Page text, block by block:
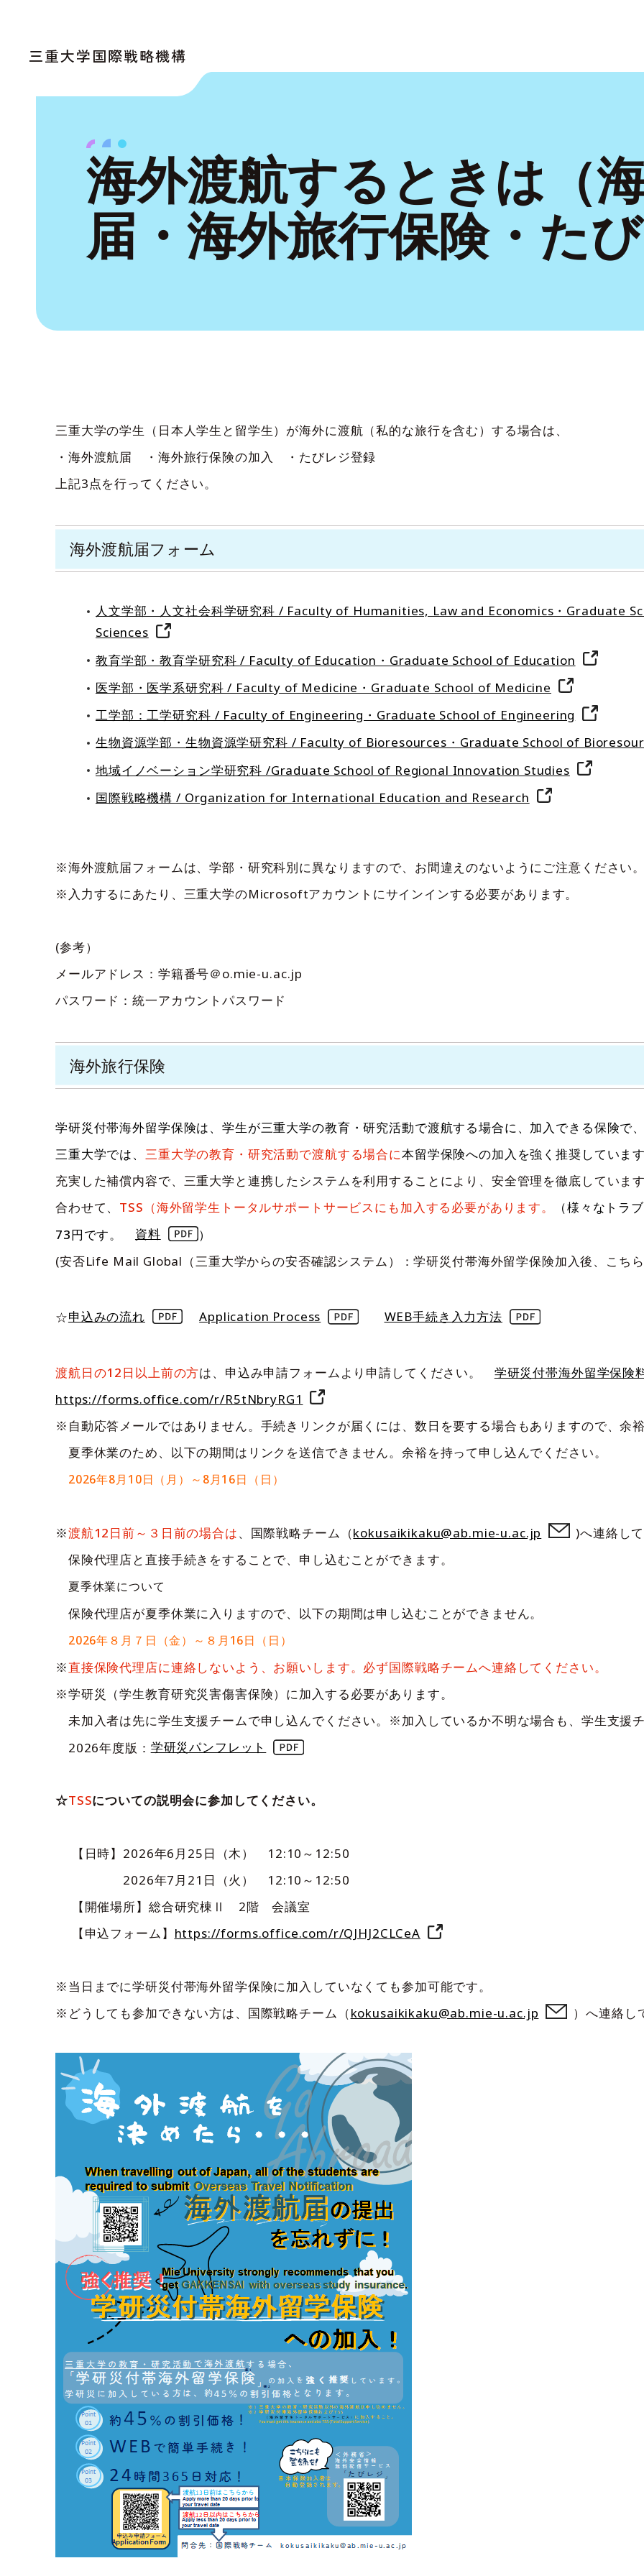
三重大学国際戦略機構
海外渡航するときは（
届・海外旅行保険・たび
三重大学の学生（日本人学生と留学生）が海外に渡航（私的な旅行を含む）する場合は、
・海外渡航届 ・海外旅行保険の加入 ・たびレジ登録
上記3点を行ってください。
海外渡航届フォーム
人文学部・人文社会科学研究科 / Faculty of Humanities, Law and Economics・Graduate
Sciences
教育学部・教育学研究科 / Faculty of Education・Graduate School of Education
医学部・医学系研究科 / Faculty of Medicine・Graduate School of Medicine
工学部：工学研究科 / Faculty of Engineering・Graduate School of Engineering
生物資源学部・生物資源学研究科 / Faculty of Bioresources・Graduate School of
地域イノベーション学研究科 /Graduate School of Regional Innovation Studies
国際戦略機構 / Organization for International Education and Research
※海外渡航届フォームは、学部・研究科別に異なりますので、お間違えのないようにご注意ください。
※入力するにあたり、三重大学のMicrosoftアカウントにサインインする必要があります。
(参考）
メールアドレス：学籍番号＠o.mie-u.ac.jp
パスワード：統一アカウントパスワード
海外旅行保険
学研災付帯海外留学保険は、学生が三重大学の教育・研究活動で渡航する場合に、加入できる保険で、
三重大学では、 三重大学の教育・研究活動で渡航する場合に本留学保険への加入を強く推奨しています
充実した補償内容で、三重大学と連携したシステムを利用することにより、安全管理を徹底しています
合わせて、 TSS（海外留学生トータルサポートサービスにも加入する必要があります。 （様々なトラ
73円です。 資料
）
(安否Life Mail Global（三重大学からの安否確認システム）：学研災付帯海外留学保険加入後、こち
☆申込みの流れ Application Process WEB手続き入力方法
渡航日の12日以上前の方は、申込み申請フォームより申請してください。 学研災付帯海外留学保険
https://forms.office.com/r/R5tNbryRG1
※自動応答メールではありません。手続きリンクが届くには、数日を要する場合もありますので、余
夏季休業のため、以下の期間はリンクを送信できません。余裕を持って申し込んでください。
2026年8月10日（月）～8月16日（日）
※渡航12日前～３日前の場合は、国際戦略チーム（kokusaikikaku@ab.mie-u.ac.jp
)へ連絡し
保険代理店と直接手続きをすることで、申し込むことができます。
夏季休業について
保険代理店が夏季休業に入りますので、以下の期間は申し込むことができません。
2026年８月７日（金）～８月16日（日）
※直接保険代理店に連絡しないよう、お願いします。必ず国際戦略チームへ連絡してください。
※学研災（学生教育研究災害傷害保険）に加入する必要があります。
未加入者は先に学生支援チームで申し込んでください。※加入しているか不明な場合も、学生支援
2026年度版： 学研災パンフレット
☆TSSについての説明会に参加してください。
【日時】2026年6月25日（木） 12:10～12:50
2026年7月21日（火） 12:10～12:50
【開催場所】総合研究棟Ⅱ 2階 会議室
【申込フォーム】 https://forms.office.com/r/QJHJ2CLCeA
※当日までに学研災付帯海外留学保険に加入していなくても参加可能です。
※どうしても参加できない方は、国際戦略チーム（kokusaikikaku@ab.mie-u.ac.jp ）へ連絡し